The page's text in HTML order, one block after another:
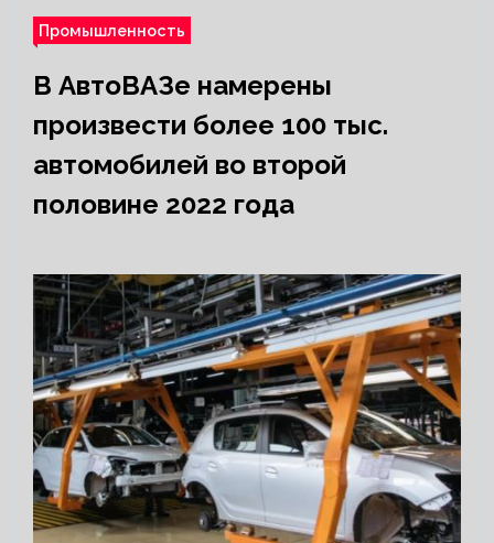
Промышленность
В АвтоВАЗе намерены
произвести более 100 тыс.
автомобилей во второй
половине 2022 года